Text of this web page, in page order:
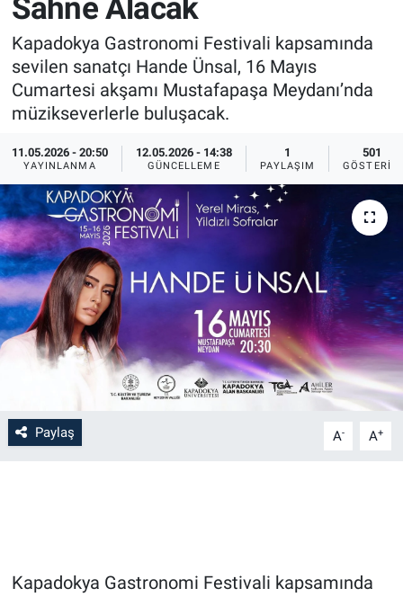
Sahne Alacak
Kapadokya Gastronomi Festivali kapsamında
sevilen sanatçı Hande Ünsal, 16 Mayıs
Cumartesi akşamı Mustafapaşa Meydanı’nda
müzikseverlerle buluşacak.
11.05.2026 - 20:50
YAYINLANMA
12.05.2026 - 14:38
GÜNCELLEME
1
PAYLAŞIM
501
GÖSTERIM
Paylaş A- A+
Kapadokya Gastronomi Festivali kapsamında
Sağlık
Yerel
Genel
Asayiş
İlan - Duyuru- Mesaj
Türkiye Gündemi
Sizden Gelenler
Yaşam
Sağlık
Eğitim
Kültür
3.Sayfa
Bilim-Tek
Kayseri
İlan - Duyuru- Mesaj
Türkiye Gündemi
Sizden Gelenler